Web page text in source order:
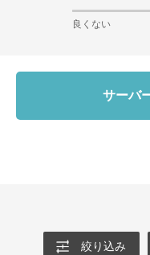
良くない
サーバ
絞り込み